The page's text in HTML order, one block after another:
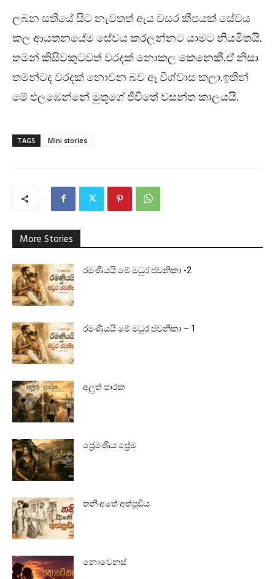
ලබන සතියේ සිට නැවතත් ඇය වසර කීපයක් සේවය
කල ආයතනයේම සේවය කරලන්නට යාමට නියමිතයි.
තමන් කිසිවකුටවත් වරදක් නොකල කෙනෙකී.ඒ නිසා
තමන්ටද වරදක් නොවන බව ඈ විශ්වාස කලා.ඉතින්
මේ එලඹෙන්නේ මුතූගේ ජීවිතේ වසන්ත කාලයයි.
TAGS Mini stories
More Stories
රමණීයයි මේ මධුර ජවනිකා -2
රමණීයයි මේ මධුර ජවනිකා – 1
අලුත් පාරක
ප්‍රේමණීය ප්‍රේම
තනි අතේ අත්පුඩිය
නොවෙනස්